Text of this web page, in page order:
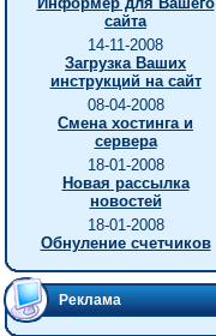
сайта
14-11-2008
Загрузка Ваших
инструкций на сайт
08-04-2008
Смена хостинга и
сервера
18-01-2008
Новая рассылка
новостей
18-01-2008
Обнуление счетчиков
Реклама